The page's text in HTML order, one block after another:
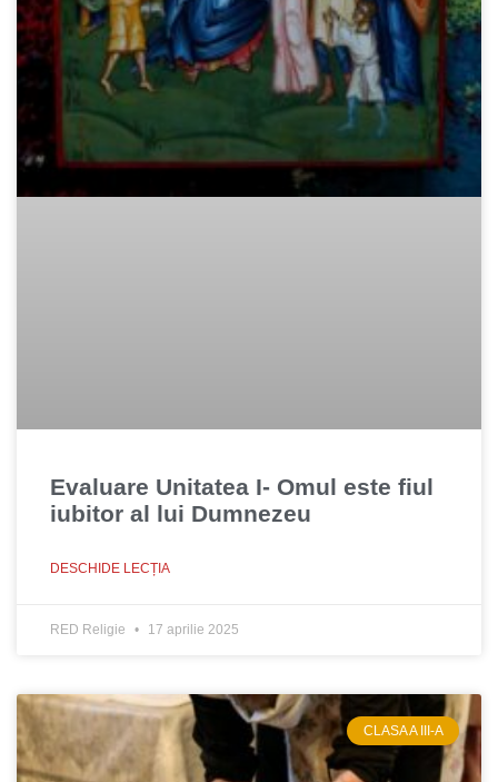
Evaluare Unitatea I- Omul este fiul
iubitor al lui Dumnezeu
DESCHIDE LECȚIA
RED Religie 17 aprilie 2025
CLASA A III-A